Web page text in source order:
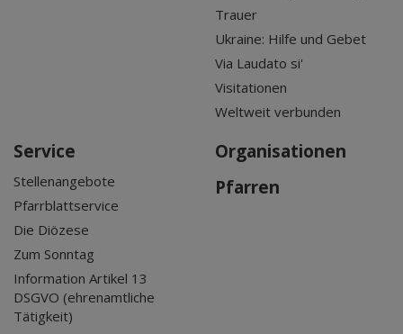
Trauer
Ukraine: Hilfe und Gebet
Via Laudato si'
Visitationen
Weltweit verbunden
Service
Stellenangebote
Pfarrblattservice
Die Diözese
Zum Sonntag
Information Artikel 13
DSGVO (ehrenamtliche
Tätigkeit)
Organisationen
Pfarren